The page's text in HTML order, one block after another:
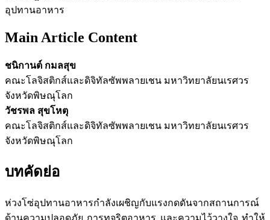
อุปทานอาหาร
Main Article Content
ชนิกานต์ กมลสุข
คณะโลจิสติกส์และดิจิทัลซัพพลายเชน มหาวิทยาลัยนเรศวร
จังหวัดพิษณุโลก
วัชรพล สุขโหตุ
คณะโลจิสติกส์และดิจิทัลซัพพลายเชน มหาวิทยาลัยนเรศวร
จังหวัดพิษณุโลก
บทคัดย่อ
ห่วงโซ่อุปทานอาหารกำลังเผชิญกับแรงกดดันจากสถานการณ์